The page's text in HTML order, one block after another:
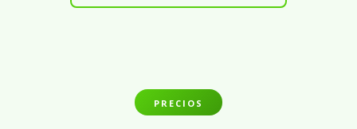
PRECIOS